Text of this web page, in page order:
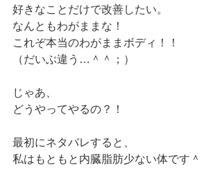
好きなことだけで改善したい。
なんともわがままな！
これぞ本当のわがままボディ！！
（だいぶ違う…＾＾；）
じゃあ、
どうやってやるの？！
最初にネタバレすると、
私はもともと内臓脂肪少ない体です＾